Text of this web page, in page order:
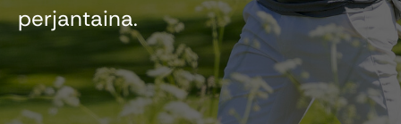
perjantaina.